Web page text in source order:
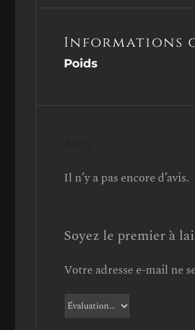
Informations
Poids
Il n’y a pas encore d’avis.
Soyez le premier à
Votre adresse e-mail ne